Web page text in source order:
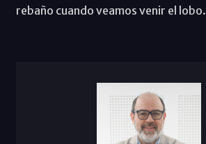
rebaño cuando veamos venir el lobo.